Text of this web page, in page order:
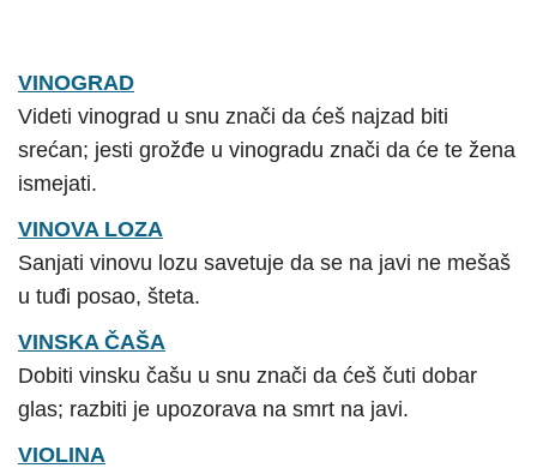
VINOGRAD
Videti vinograd u snu znači da ćeš najzad biti
srećan; jesti grožđe u vinogradu znači da će te žena
ismejati.
VINOVA LOZA
Sanjati vinovu lozu savetuje da se na javi ne mešaš
u tuđi posao, šteta.
VINSKA ČAŠA
Dobiti vinsku čašu u snu znači da ćeš čuti dobar
glas; razbiti je upozorava na smrt na javi.
VIOLINA